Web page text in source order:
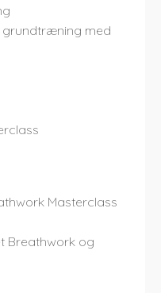
grundtræning med
Masterclass
Breathwork og